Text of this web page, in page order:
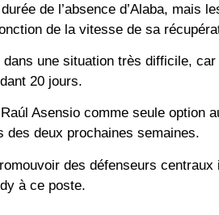
de l’absence d’Alaba, mais
de la vitesse de sa
une situation très difficile,
20 jours.
Asensio comme seule
des deux prochaines semaines.
des défenseurs
à ce poste.